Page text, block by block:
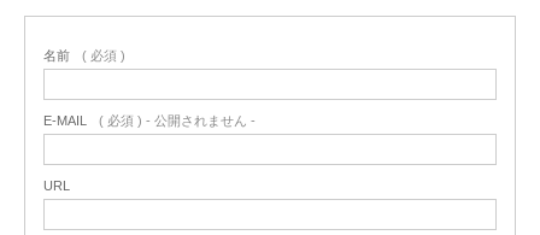
名前 ( 必須 )
E-MAIL ( 必須 ) - 公開されません -
URL